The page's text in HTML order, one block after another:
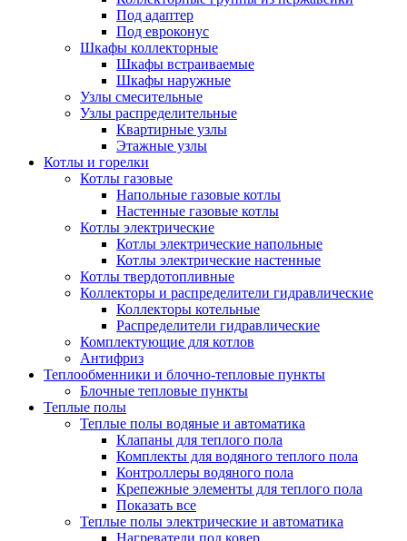
Под адаптер
Под евроконус
Шкафы коллекторные
Шкафы встраиваемые
Шкафы наружные
Узлы смесительные
Узлы распределительные
Квартирные узлы
Этажные узлы
Котлы и горелки
Котлы газовые
Напольные газовые котлы
Настенные газовые котлы
Котлы электрические
Котлы электрические напольные
Котлы электрические настенные
Котлы твердотопливные
Коллекторы и распределители гидравлические
Коллекторы котельные
Распределители гидравлические
Комплектующие для котлов
Антифриз
Теплообменники и блочно-тепловые пункты
Блочные тепловые пункты
Теплые полы
Теплые полы водяные и автоматика
Клапаны для теплого пола
Комплекты для водяного теплого пола
Контроллеры водяного пола
Крепежные элементы для теплого пола
Показать все
Теплые полы электрические и автоматика
Нагреватели под ковер